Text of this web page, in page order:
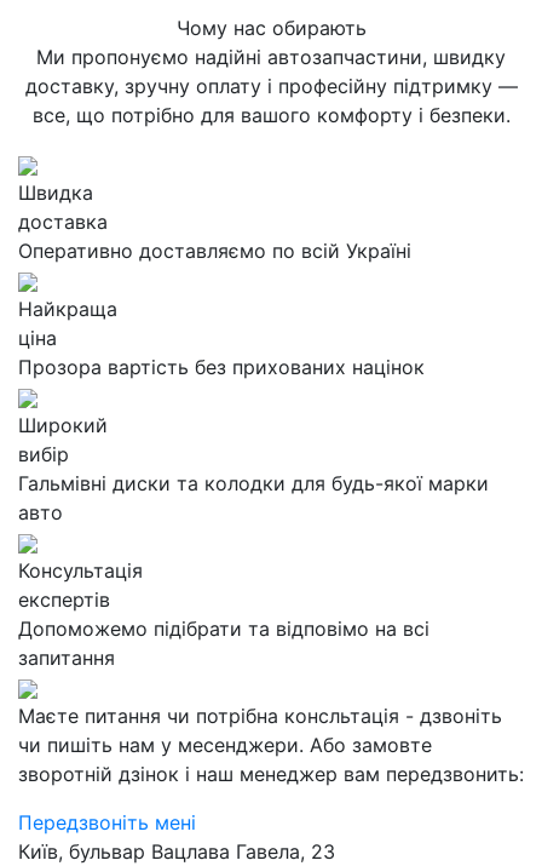
Чому нас обирають
Ми пропонуємо надійні автозапчастини, швидку
доставку, зручну оплату і професійну підтримку —
все, що потрібно для вашого комфорту і безпеки.
Швидка
доставка
Оперативно доставляємо по всій Україні
Найкраща
ціна
Прозора вартість без прихованих націнок
Широкий
вибір
Гальмівні диски та колодки для будь-якої марки
авто
Консультація
експертів
Допоможемо підібрати та відповімо на всі
запитання
Маєте питання чи потрібна консльтація - дзвоніть
чи пишіть нам у месенджери. Або замовте
зворотній дзінок і наш менеджер вам передзвонить:
Передзвоніть мені
Київ, бульвар Вацлава Гавела, 23